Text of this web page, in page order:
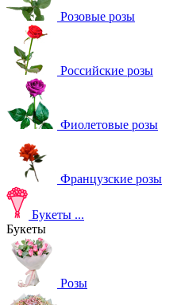
Розовые розы
Российские розы
Фиолетовые розы
Французские розы
Букеты ...
Букеты
Розы